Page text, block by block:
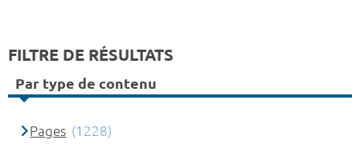
FILTRE DE RÉSULTATS
Par type de contenu
Pages (1228)